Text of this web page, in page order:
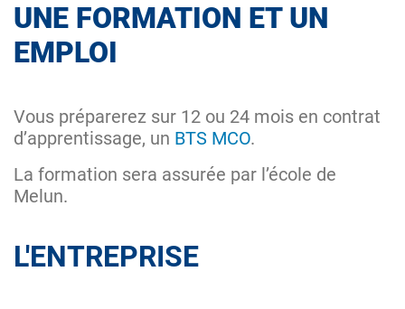
UNE FORMATION ET UN
EMPLOI
Vous préparerez sur 12 ou 24 mois en contrat
d’apprentissage, un BTS MCO.
La formation sera assurée par l’école de
Melun.
L'ENTREPRISE